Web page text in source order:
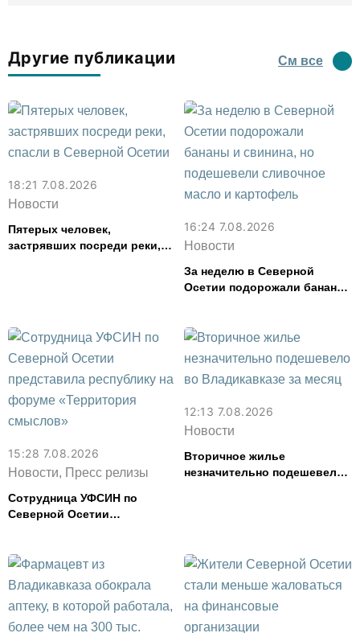
Другие публикации См все
18:21 7.08.2026
Новости
Пятерых человек,
застрявших посреди реки,
16:24 7.08.2026
Новости
За неделю в Северной
Осетии подорожали бананы
картофель
15:28 7.08.2026
Новости, Пресс релизы
Сотрудница УФСИН по
Северной Осетии
смыслов»
12:13 7.08.2026
Новости
Вторичное жилье
незначительно подешевело